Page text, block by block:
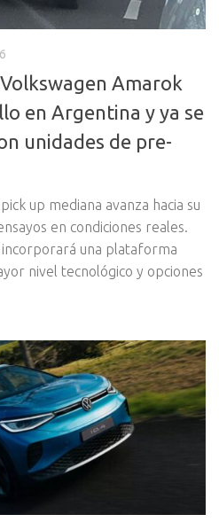
Amarok
en Argentina y ya se
unidades de pre-
up mediana avanza hacia su
en condiciones reales.
incorporará una plataforma
nivel tecnológico y opciones